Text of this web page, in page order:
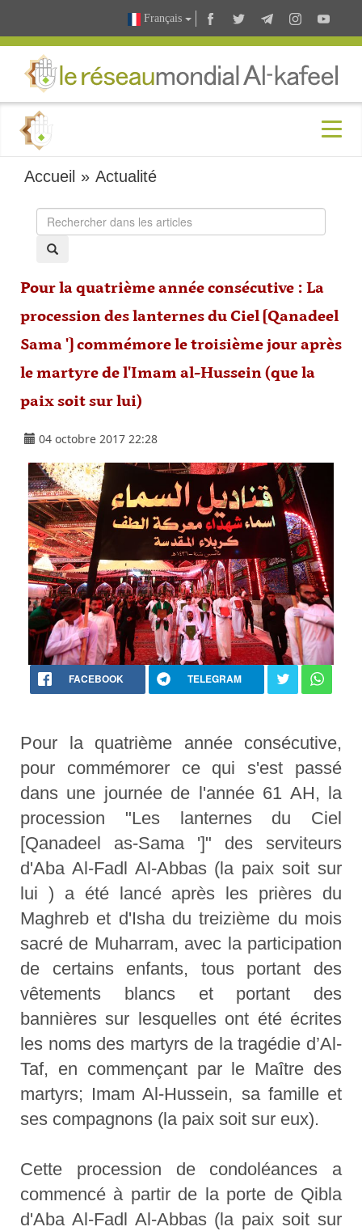
Français
Accueil »Actualité
Pour la quatrième année consécutive : La
procession des lanternes du Ciel [Qanadeel
Sama '] commémore le troisième jour après
le martyre de l'Imam al-Hussein (que la
paix soit sur lui)
04 octobre 2017 22:28
FACEBOOK TELEGRAM
Pour la quatrième année consécutive,
pour commémorer ce qui s'est passé
dans une journée de l'année 61 AH, la
procession "Les lanternes du Ciel
[Qanadeel as-Sama ']" des serviteurs
d'Aba Al-Fadl Al-Abbas (la paix soit sur
lui ) a été lancé après les prières du
Maghreb et d'Isha du treizième du mois
sacré de Muharram, avec la participation
de certains enfants, tous portant des
vêtements blancs et portant des
bannières sur lesquelles ont été écrites
les noms des martyrs de la tragédie d’Al-
Taf, en commençant par le Maître des
martyrs; Imam Al-Hussein, sa famille et
ses compagnons (la paix soit sur eux).
Cette procession de condoléances a
commencé à partir de la porte de Qibla
d'Aba Al-Fadl Al-Abbas (la paix soit sur